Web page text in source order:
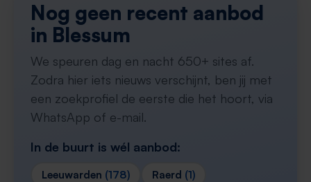
Nog geen recent aanbod
in Blessum
We speuren dag en nacht 650+ sites af.
Zodra hier iets nieuws verschijnt, ben jij met
een zoekprofiel de eerste die het hoort, via
WhatsApp of e-mail.
In de buurt is wél aanbod:
Leeuwarden (178) Raerd (1)